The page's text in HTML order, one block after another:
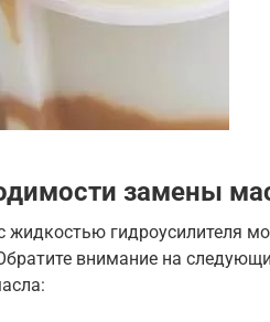
замены
жидкостью гидроусилителя
внимание на